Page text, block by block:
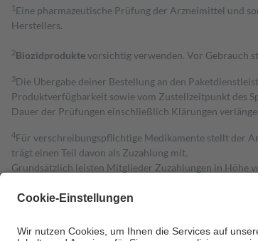
1 Eine pharmazeutische Prüfung der Arzneimittel und
Herstellers.
2Biozidproduktevorsichtig verwenden. Vor Gebrauch
3Die Übergabe deiner Bestellung an den
Produktverfügbarkeit sowie vom Zustellzeitpunkt des
Dauer der Prüfungen einschließlich Klärungen
4Für verschreibungspflichtige Medikamente stellt der
trägt einen Teil davon als Zuzahlung mit.
Grundsätzlich leisten Mitglieder Zuzahlungen in Höhe
Diese Regeln gelten grundsätzlich auch für Online-
Um das Engagement der Versicherten für ihre eigene